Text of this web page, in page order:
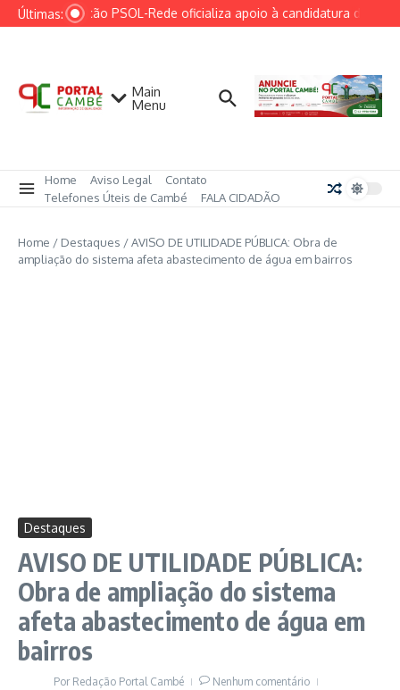
Ir para o conteúdo
Últimas:Federação PSOL-Rede oficializa apoio à candidatura de Lula
Main
Menu
Home Aviso Legal
Contato
Telefones Úteis de Cambé
FALA CIDADÃO
Home / Destaques /AVISO DE UTILIDADE PÚBLICA: Obra de
ampliação do sistema afeta abastecimento de água em bairros
Destaques
AVISO DE UTILIDADE PÚBLICA:
Obra de ampliação do sistema
afeta abastecimento de água em
bairros
Por Redação Portal Cambé
Nenhum comentário